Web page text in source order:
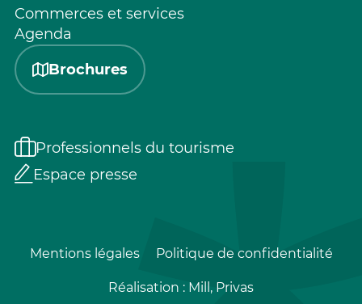
Commerces et services
Agenda
Brochures
Professionnels du tourisme
Espace presse
Mentions légales Politique de confidentialité
Réalisation : Mill, Privas